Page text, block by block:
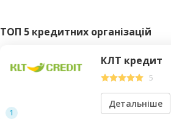
ТОП 5 кредитних організацій
1
КЛТ кредит
5
Детальніше